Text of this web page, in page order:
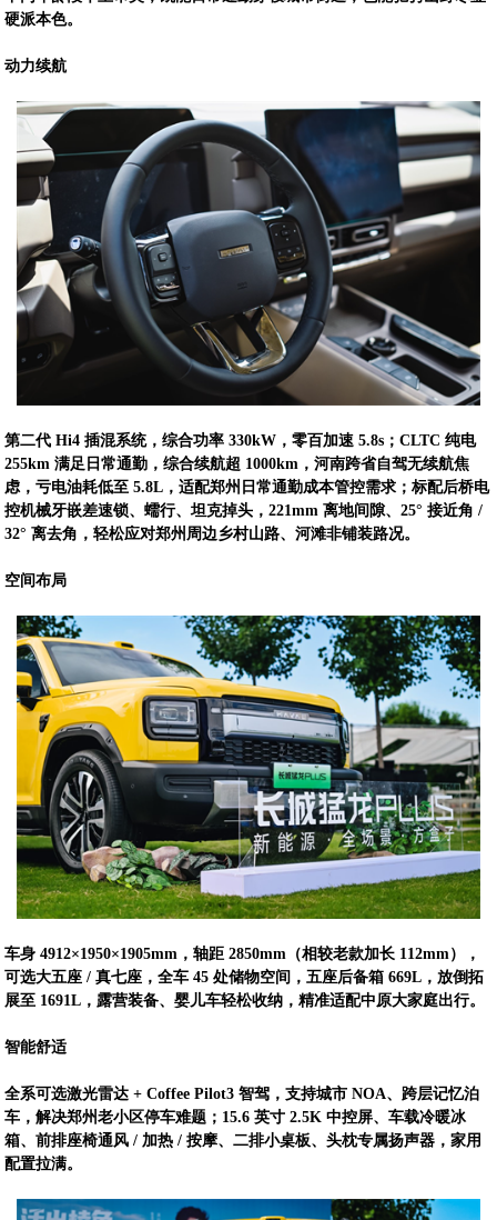
硬派本色。
动力续航
第二代 Hi4 插混系统，综合功率 330kW，零百加速 5.8s；CLTC 纯电
255km 满足日常通勤，综合续航超 1000km，河南跨省自驾无续航焦
虑，亏电油耗低至 5.8L，适配郑州日常通勤成本管控需求；标配后桥电
控机械牙嵌差速锁、蠕行、坦克掉头，221mm 离地间隙、25° 接近角 /
32° 离去角，轻松应对郑州周边乡村山路、河滩非铺装路况。
空间布局
车身 4912×1950×1905mm，轴距 2850mm（相较老款加长 112mm），
可选大五座 / 真七座，全车 45 处储物空间，五座后备箱 669L，放倒拓
展至 1691L，露营装备、婴儿车轻松收纳，精准适配中原大家庭出行。
智能舒适
全系可选激光雷达 + Coffee Pilot3 智驾，支持城市 NOA、跨层记忆泊
车，解决郑州老小区停车难题；15.6 英寸 2.5K 中控屏、车载冷暖冰
箱、前排座椅通风 / 加热 / 按摩、二排小桌板、头枕专属扬声器，家用
配置拉满。